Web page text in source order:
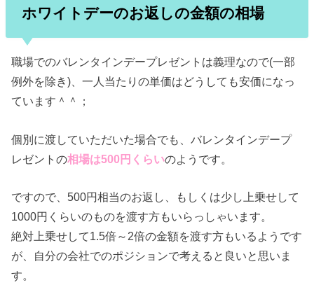
ホワイトデーのお返しの金額の相場
職場でのバレンタインデープレゼントは義理なので(一部
例外を除き)、一人当たりの単価はどうしても安価になっ
ています＾＾；
個別に渡していただいた場合でも、バレンタインデープ
レゼントの相場は500円くらいのようです。
ですので、500円相当のお返し、もしくは少し上乗せして
1000円くらいのものを渡す方もいらっしゃいます。
絶対上乗せして1.5倍～2倍の金額を渡す方もいるようです
が、自分の会社でのポジションで考えると良いと思いま
す。